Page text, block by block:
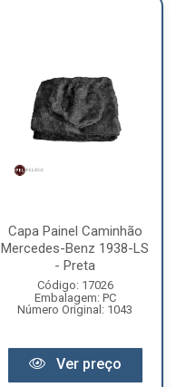
Capa Painel Caminhão
Mercedes-Benz 1938-LS
- Preta
Código: 17026
Embalagem: PC
Número Original: 1043
Ver preço